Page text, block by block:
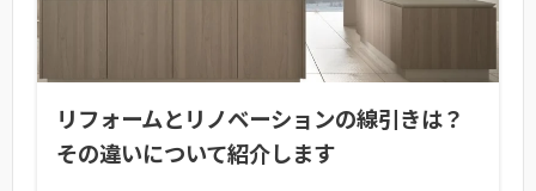
リフォームとリノベーションの線引きは？
その違いについて紹介します